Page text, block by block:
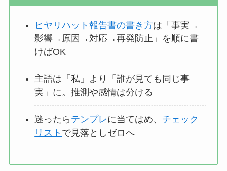
ヒヤリハット報告書の書き方は「事実→
影響→原因→対応→再発防止」を順に書
けばOK
主語は「私」より「誰が見ても同じ事
実」に。推測や感情は分ける
迷ったら テンプレに当てはめ、 チェック
リスト で見落としゼロへ